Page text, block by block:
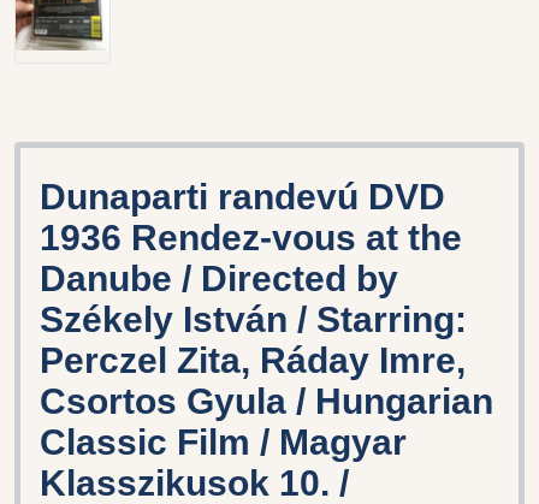
Dunaparti randevú DVD
1936 Rendez-vous at the
Danube / Directed by
Székely István / Starring:
Perczel Zita, Ráday Imre,
Csortos Gyula / Hungarian
Classic Film / Magyar
Klasszikusok 10. /